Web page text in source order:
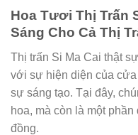
Hoa Tươi Thị Trấn
Sáng Cho Cả Thị
Thị trấn Si Ma Cai thật
với sự hiện diện của
sự sáng tạo. Tại đây,
hoa, mà còn là một
đồng.